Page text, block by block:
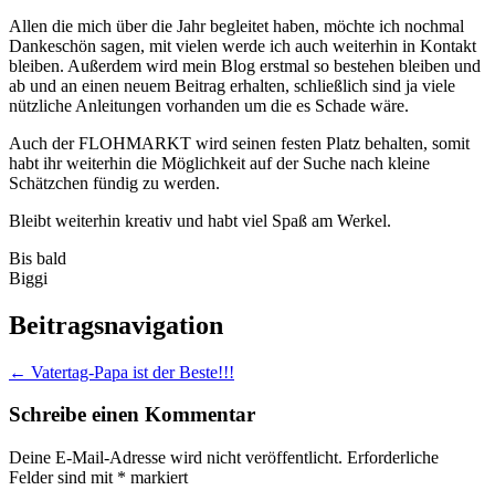
Allen die mich über die Jahr begleitet haben, möchte ich nochmal
Dankeschön sagen, mit vielen werde ich auch weiterhin in Kontakt
bleiben. Außerdem wird mein Blog erstmal so bestehen bleiben und
ab und an einen neuem Beitrag erhalten, schließlich sind ja viele
nützliche Anleitungen vorhanden um die es Schade wäre.
Auch der FLOHMARKT wird seinen festen Platz behalten, somit
habt ihr weiterhin die Möglichkeit auf der Suche nach kleine
Schätzchen fündig zu werden.
Bleibt weiterhin kreativ und habt viel Spaß am Werkel.
Bis bald
Biggi
Beitragsnavigation
← Vatertag-Papa ist der Beste!!!
Schreibe einen Kommentar
Deine E-Mail-Adresse wird nicht veröffentlicht. Erforderliche
Felder sind mit * markiert